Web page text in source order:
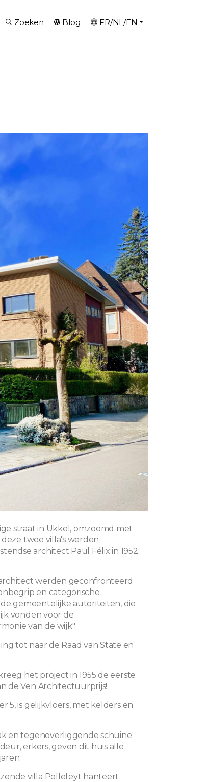
Zoeken Blog FR/NL/EN
straat in Ukkel, omzoomd met
twee villa's werden
architect Paul Félix in 1952
werden geconfronteerd
en categorische
gemeentelijke autoriteiten, die
vonden voor de
van de wijk".
tot naar de Raad van State en
het project in 1955 de eerste
de Ven Architectuurprijs!
5, is gelijkvloers, met kelders en
en tegenoverliggende schuine
erkers, geven dit huis alle
villa Pollefeyt hanteert